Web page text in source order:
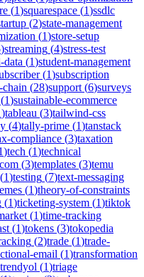
(1)squarespace (1)ssdlc
(2)state-management
(1)store-setup
)streaming (4)stress-test
data (1)student-management
(1)subscription
(28)support (6)surveys
(1)sustainable-ecommerce
)tableau (3)tailwind-css
(4)tally-prime (1)tanstack
compliance (3)taxation
)tech (1)technical
(3)templates (3)temu
(1)testing (7)text-messaging
(1)theory-of-constraints
(1)ticketing-system (1)tiktok
(1)time-tracking
(1)tokens (3)tokopedia
(2)trade (1)trade-
email (1)transformation
trendyol (1)triage